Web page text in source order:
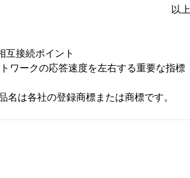
上
互接続ポイント
ワークの応答速度を左右する重要な指標
は各社の登録商標または商標です。